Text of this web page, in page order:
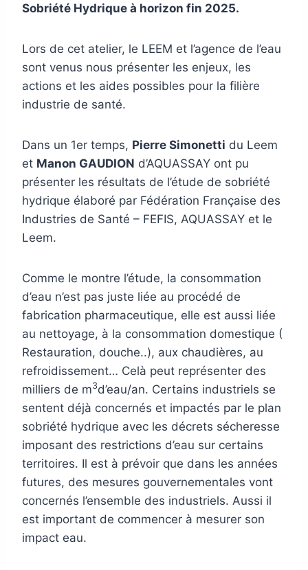
Sobriété Hydrique à horizon fin 2025.
Lors de cet atelier, le LEEM et l’agence de l’eau
sont venus nous présenter les enjeux, les
actions et les aides possibles pour la filière
industrie de santé.
Dans un 1er temps, Pierre Simonetti du Leem
et Manon GAUDION d’AQUASSAY ont pu
présenter les résultats de l’étude de sobriété
hydrique élaboré par Fédération Française des
Industries de Santé – FEFIS, AQUASSAY et le
Leem.
Comme le montre l’étude, la consommation
d’eau n’est pas juste liée au procédé de
fabrication pharmaceutique, elle est aussi liée
au nettoyage, à la consommation domestique (
Restauration, douche..), aux chaudières, au
refroidissement… Celà peut représenter des
milliers de m3d’eau/an. Certains industriels se
sentent déjà concernés et impactés par le plan
sobriété hydrique avec les décrets sécheresse
imposant des restrictions d’eau sur certains
territoires. Il est à prévoir que dans les années
futures, des mesures gouvernementales vont
concernés l’ensemble des industriels. Aussi il
est important de commencer à mesurer son
impact eau.